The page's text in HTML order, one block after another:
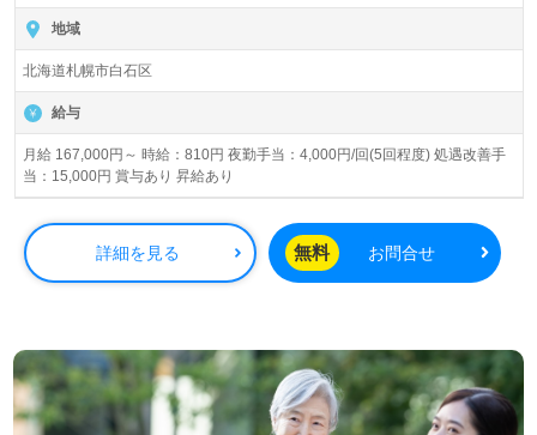
地域
北海道札幌市白石区
給与
月給 167,000円～ 時給：810円 夜勤手当：4,000円/回(5回程度) 処遇改善手
当：15,000円 賞与あり 昇給あり
詳細を見る 無料 お問合せ